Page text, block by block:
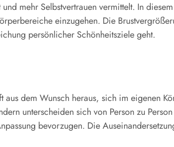
mehr Selbstvertrauen vermittelt. In
einzugehen. Die
persönlicher Schönheitsziele geht.
dem Wunsch heraus, sich im eigenen
unterscheiden sich von Person zu
bevorzugen. Die